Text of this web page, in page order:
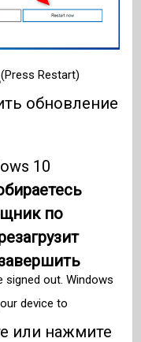
(Press Restart)
обновление
10
по
signed out. Windows
device to
или нажмите